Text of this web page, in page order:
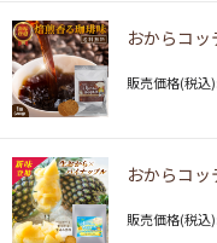
おからコ
販売価格(税込):
おからコ
販売価格(税込):